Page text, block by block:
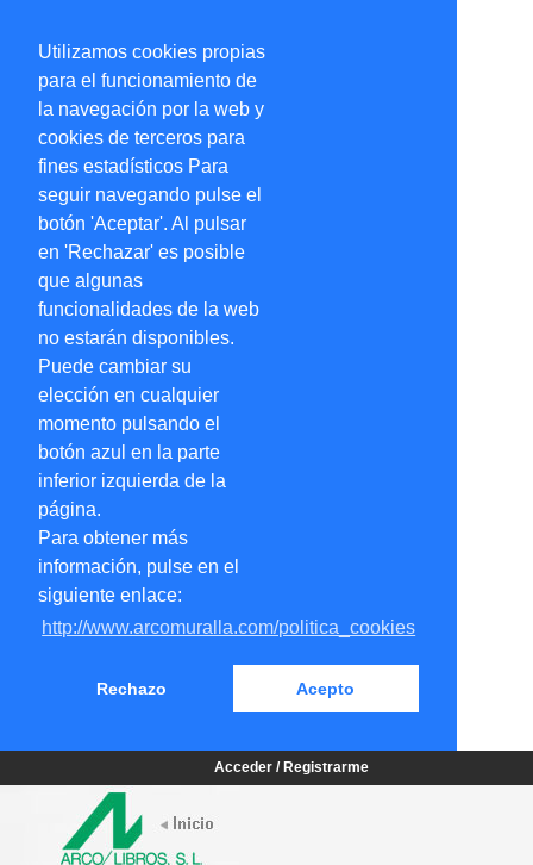
Utilizamos cookies propias
para el funcionamiento de
la navegación por la web y
cookies de terceros para
fines estadísticos Para
seguir navegando pulse el
botón 'Aceptar'. Al pulsar
en 'Rechazar' es posible
que algunas
funcionalidades de la web
no estarán disponibles.
Puede cambiar su
elección en cualquier
momento pulsando el
botón azul en la parte
inferior izquierda de la
página.
Para obtener más
información, pulse en el
siguiente enlace:
http://www.arcomuralla.com/politica_cookies
Rechazo Acepto
Acceder / Registrarme